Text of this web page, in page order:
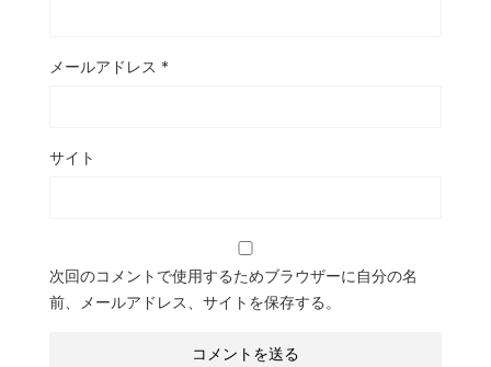
メールアドレス *
サイト
次回のコメントで使用するためブラウザーに自分の名
前、メールアドレス、サイトを保存する。